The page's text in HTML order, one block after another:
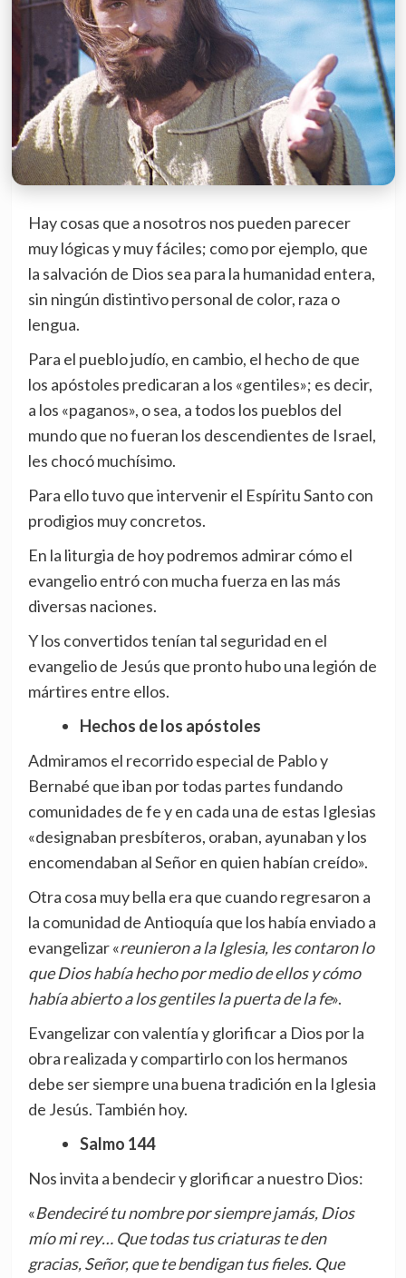
Hay cosas que a nosotros nos pueden parecer
muy lógicas y muy fáciles; como por ejemplo, que
la salvación de Dios sea para la humanidad entera,
sin ningún distintivo personal de color, raza o
lengua.
Para el pueblo judío, en cambio, el hecho de que
los apóstoles predicaran a los «gentiles»; es decir,
a los «paganos», o sea, a todos los pueblos del
mundo que no fueran los descendientes de Israel,
les chocó muchísimo.
Para ello tuvo que intervenir el Espíritu Santo con
prodigios muy concretos.
En la liturgia de hoy podremos admirar cómo el
evangelio entró con mucha fuerza en las más
diversas naciones.
Y los convertidos tenían tal seguridad en el
evangelio de Jesús que pronto hubo una legión de
mártires entre ellos.
Hechos de los apóstoles
Admiramos el recorrido especial de Pablo y
Bernabé que iban por todas partes fundando
comunidades de fe y en cada una de estas Iglesias
«designaban presbíteros, oraban, ayunaban y los
encomendaban al Señor en quien habían creído».
Otra cosa muy bella era que cuando regresaron a
la comunidad de Antioquía que los había enviado a
evangelizar «reunieron a la Iglesia, les contaron lo
que Dios había hecho por medio de ellos y cómo
había abierto a los gentiles la puerta de la fe».
Evangelizar con valentía y glorificar a Dios por la
obra realizada y compartirlo con los hermanos
debe ser siempre una buena tradición en la Iglesia
de Jesús. También hoy.
Salmo 144
Nos invita a bendecir y glorificar a nuestro Dios:
«Bendeciré tu nombre por siempre jamás, Dios
mío mi rey… Que todas tus criaturas te den
gracias, Señor, que te bendigan tus fieles. Que